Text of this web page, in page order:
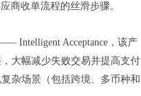
商收单流程的丝滑步骤。
Intelligent Acceptance，该产
大幅减少失败交易并提高支付
杂场景（包括跨境、多币种和